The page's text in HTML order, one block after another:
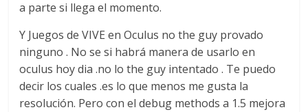
a parte si llega el momento.
Y Juegos de VIVE en Oculus no the guy provado
ninguno . No se si habrá manera de usarlo en
oculus hoy dia .no lo the guy intentado . Te puedo
decir los cuales .es lo que menos me gusta la
resolución. Pero con el debug methods a 1.5 mejora